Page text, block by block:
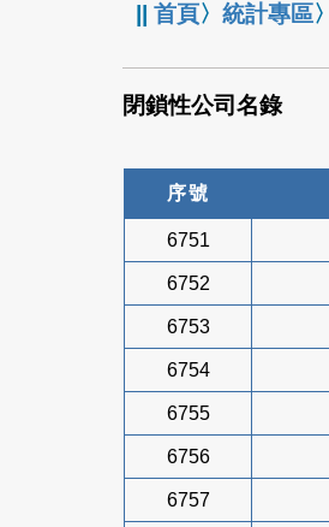
||首頁〉統計專區〉
閉鎖性公司名錄
序號
6751
6752
6753
6754
6755
6756
6757